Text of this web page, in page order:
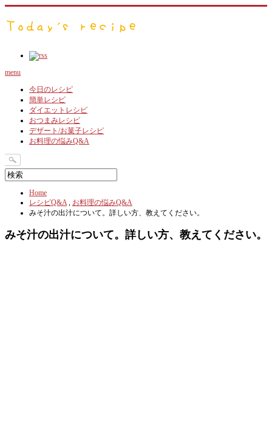
menu
今日のレシピ
簡単レシピ
ダイエットレシピ
おつまみレシピ
デザート/お菓子レシピ
お料理の悩みQ&A
Home
レシピQ&A, お料理の悩みQ&A
みそ汁の出汁について。詳しい方、教えてください。
みそ汁の出汁について。詳しい方、教えてください。